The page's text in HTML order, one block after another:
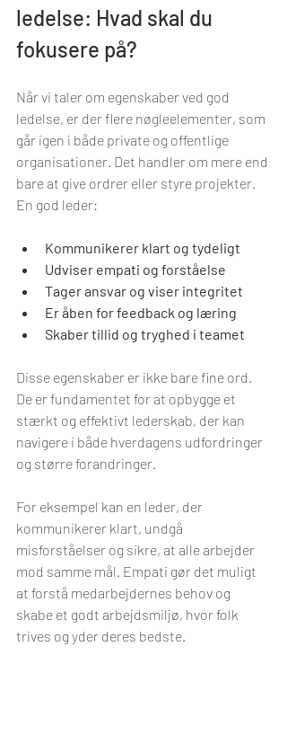
ledelse: Hvad skal du
fokusere på?
Når vi taler om egenskaber ved god
ledelse, er der flere nøgleelementer, som
går igen i både private og offentlige
organisationer. Det handler om mere end
bare at give ordrer eller styre projekter.
En god leder:
Kommunikerer klart og tydeligt
Udviser empati og forståelse
Tager ansvar og viser integritet
Er åben for feedback og læring
Skaber tillid og tryghed i teamet
Disse egenskaber er ikke bare fine ord.
De er fundamentet for at opbygge et
stærkt og effektivt lederskab, der kan
navigere i både hverdagens udfordringer
og større forandringer.
For eksempel kan en leder, der
kommunikerer klart, undgå
misforståelser og sikre, at alle arbejder
mod samme mål. Empati gør det muligt
at forstå medarbejdernes behov og
skabe et godt arbejdsmiljø, hvor folk
trives og yder deres bedste.